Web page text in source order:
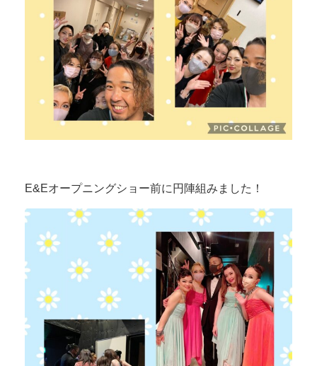
E&Eオープニングショー前に円陣組みました！